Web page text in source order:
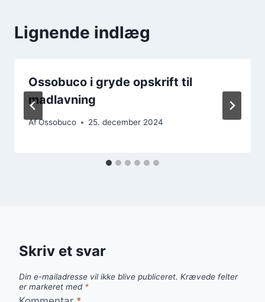
Lignende indlæg
Ossobuco i gryde opskrift til
madlavning
AfOssobuco 25. december 2024
Skriv et svar
Din e-mailadresse vil ikke blive publiceret. Krævede felter
er markeret med *